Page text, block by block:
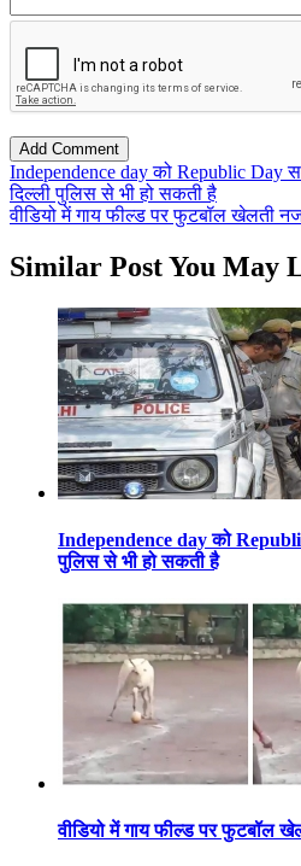
Independence day को Republic Day
दिल्ली पुलिस से भी हो सकती है
वीडियो में गाय फील्ड पर फुटबॉल खेलती
Similar Post You May
Independence day को
पुलिस से भी हो सकती है
वीडियो में गाय फील्ड पर फुटबॉल